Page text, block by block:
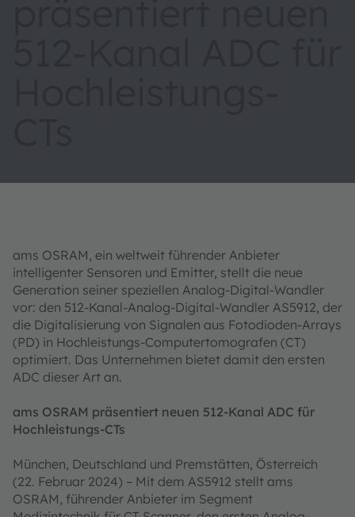
ams OSRAM, ein weltweit führender Anbieter
intelligenter Sensoren und Emitter, stellt die neue
Generation seiner speziellen Analog-Digital-Wandler
vor: den 512-Kanal-Analog-Digital-Wandler AS5912, der
die Digitalisierung von Signalen aus Fotodioden-Arrays
(PD) in Hochleistungs-Computertomografen (CT)
optimiert. Das Unternehmen bietet damit den ersten
ADC dieser Art an.
ams OSRAM präsentiert neuen 512-Kanal ADC für
Hochleistungs-CTs
München, Deutschland und Premstätten, Österreich
(22. Februar 2024) – Mit dem AS5912 stellt ams
OSRAM, führender Anbieter im Segment